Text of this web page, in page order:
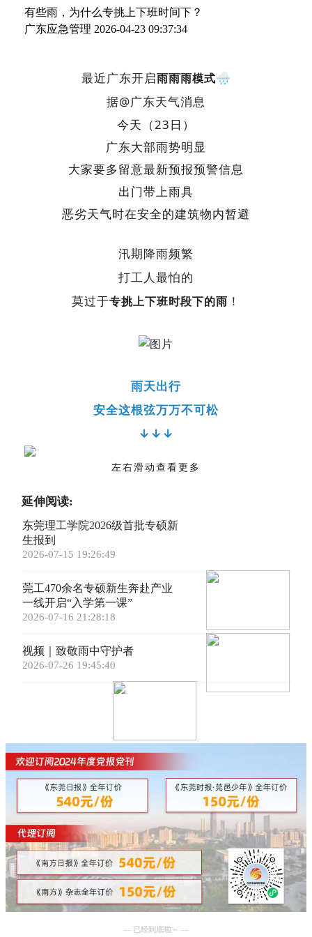
有些雨，为什么专挑上下班时间下？
广东应急管理 2026-04-23 09:37:34
最近广东开启雨雨雨模式🌧️
据@广东天气消息
今天（23日）
广东大部雨势明显
大家要多留意最新预报预警信息
出门带上雨具
恶劣天气时在安全的建筑物内暂避
汛期降雨频繁
打工人最怕的
莫过于专挑上下班时段下的雨 ！
雨天出行
安全这根弦万万不可松
↓↓↓
左右滑动查看更多
延伸阅读:
东莞理工学院2026级首批专硕新
生报到
2026-07-15 19:26:49
莞工470余名专硕新生奔赴产业
一线开启“入学第一课”
2026-07-16 21:28:18
视频｜致敬雨中守护者
2026-07-26 19:45:40
— 已经到底啦～ —